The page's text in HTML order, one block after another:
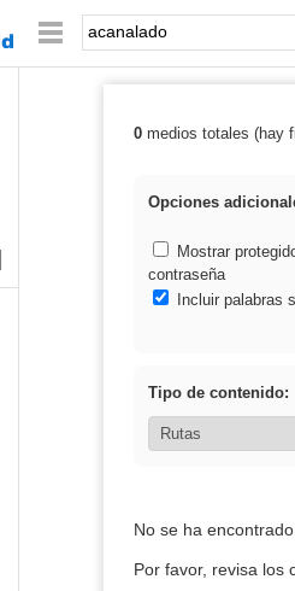
Palabra o frase:
Resultados
0medios totales (hay
Opciones
Mostrar
contraseña
Incluir palabras
Tipo de contenido:
No se ha
Por favor, revisa los